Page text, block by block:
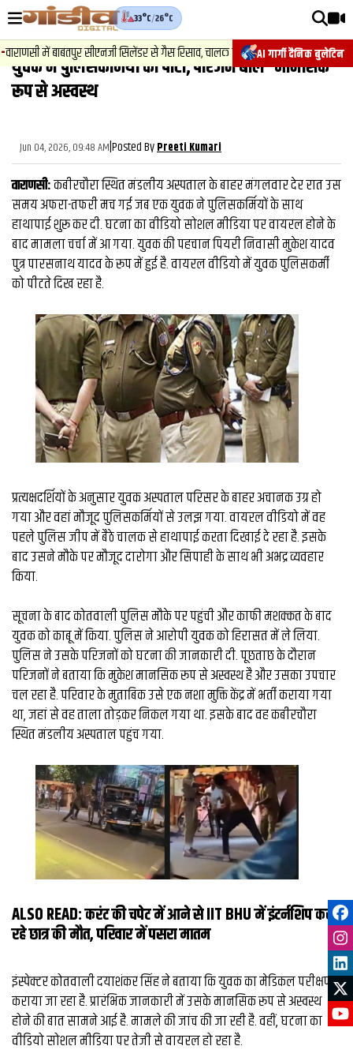
AI गार्गी दैनिक बुलेटिन
33°C/26°C
में बाबतपुर सीएनजी सिलेंडर से गैस रिसाव, चालक की सूझबूझ से टला बड़ा हादसा.
वीडियोज़
वाराणसी न्यूज़
राजनीति
फिल्मी
साहित्य
संस्कृति
ख़ान पान और जीवनशैली
फैक्ट चेक
व्यापार
मौसम
देश
युवक ने पुलिसकर्मियों को पीटा, परिजन बोले- मानसिक
रूप से अस्‍वस्‍थ
Jun 04, 2026, 09:48 AM|Posted ByPreeti Kumari
वाराणसी:कबीरचौरा स्थित मंडलीय अस्पताल के बाहर मंगलवार देर रात उस
समय अफरा-तफरी मच गई जब एक युवक ने पुलिसकर्मियों के साथ
हाथापाई शुरू कर दी. घटना का वीडियो सोशल मीडिया पर वायरल होने के
बाद मामला चर्चा में आ गया. युवक की पहचान पियरी निवासी मुकेश यादव
पुत्र पारसनाथ यादव के रूप में हुई है. वायरल वीडियो में युवक पुलिसकर्मी
को पीटते दिख रहा है.
प्रत्यक्षदर्शियों के अनुसार युवक अस्पताल परिसर के बाहर अचानक उग्र हो
गया और वहां मौजूद पुलिसकर्मियों से उलझ गया. वायरल वीडियो में वह
पहले पुलिस जीप में बैठे चालक से हाथापाई करता दिखाई दे रहा है. इसके
बाद उसने मौके पर मौजूद दारोगा और सिपाही के साथ भी अभद्र व्यवहार
किया.
सूचना के बाद कोतवाली पुलिस मौके पर पहुंची और काफी मशक्कत के बाद
युवक को काबू में किया. पुलिस ने आरोपी युवक को हिरासत में ले लिया.
पुलिस ने उसके परिजनों को घटना की जानकारी दी. पूछताछ के दौरान
परिजनों ने बताया कि मुकेश मानसिक रूप से अस्वस्थ है और उसका उपचार
चल रहा है. परिवार के मुताबिक उसे एक नशा मुक्ति केंद्र में भर्ती कराया गया
था, जहां से वह ताला तोड़कर निकल गया था. इसके बाद वह कबीरचौरा
स्थित मंडलीय अस्पताल पहुंच गया.
ALSO READ:करंट की चपेट में आने से IIT BHU में इंटर्नशिप कर
रहे छात्र की मौत, परिवार में पसरा मातम
इंस्पेक्टर कोतवाली दयाशंकर सिंह ने बताया कि युवक का मेडिकल परीक्षण
कराया जा रहा है. प्रारंभिक जानकारी में उसके मानसिक रूप से अस्वस्थ
होने की बात सामने आई है. मामले की जांच की जा रही है. वहीं, घटना का
वीडियो सोशल मीडिया पर तेजी से वायरल हो रहा है.